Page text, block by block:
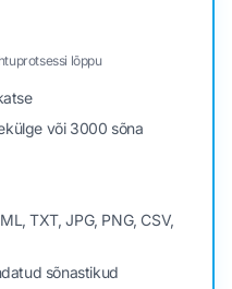
lõppu
või 3000 sõna
TXT, JPG, PNG, CSV,
sõnastikud